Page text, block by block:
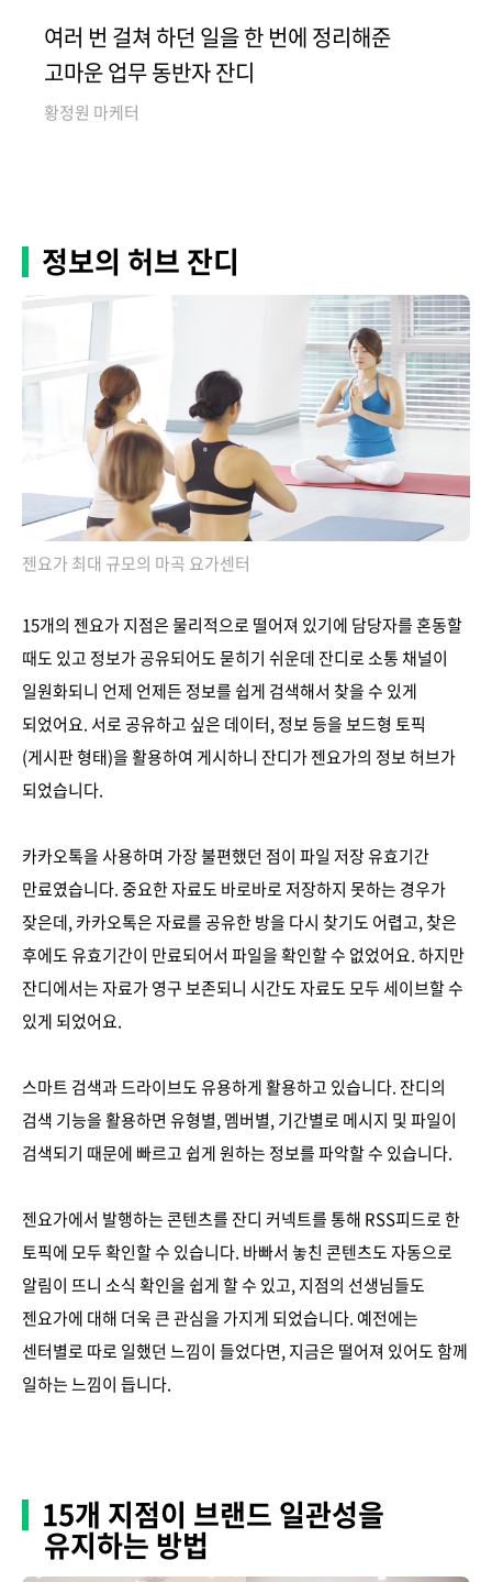
여러 번 걸쳐 하던 일을 한 번에 정리해준
고마운 업무 동반자 잔디
황정원 마케터
정보의 허브 잔디
젠요가 최대 규모의 마곡 요가센터
15개의 젠요가 지점은 물리적으로 떨어져 있기에 담당자를 혼동할
때도 있고 정보가 공유되어도 묻히기 쉬운데 잔디로 소통 채널이
일원화되니 언제 언제든 정보를 쉽게 검색해서 찾을 수 있게
되었어요. 서로 공유하고 싶은 데이터, 정보 등을 보드형 토픽
(게시판 형태)을 활용하여 게시하니 잔디가 젠요가의 정보 허브가
되었습니다.
카카오톡을 사용하며 가장 불편했던 점이 파일 저장 유효기간
만료였습니다. 중요한 자료도 바로바로 저장하지 못하는 경우가
잦은데, 카카오톡은 자료를 공유한 방을 다시 찾기도 어렵고, 찾은
후에도 유효기간이 만료되어서 파일을 확인할 수 없었어요. 하지만
잔디에서는 자료가 영구 보존되니 시간도 자료도 모두 세이브할 수
있게 되었어요.
스마트 검색과 드라이브도 유용하게 활용하고 있습니다. 잔디의
검색 기능을 활용하면 유형별, 멤버별, 기간별로 메시지 및 파일이
검색되기 때문에 빠르고 쉽게 원하는 정보를 파악할 수 있습니다.
젠요가에서 발행하는 콘텐츠를 잔디 커넥트를 통해 RSS피드로 한
토픽에 모두 확인할 수 있습니다. 바빠서 놓친 콘텐츠도 자동으로
알림이 뜨니 소식 확인을 쉽게 할 수 있고, 지점의 선생님들도
젠요가에 대해 더욱 큰 관심을 가지게 되었습니다. 예전에는
센터별로 따로 일했던 느낌이 들었다면, 지금은 떨어져 있어도 함께
일하는 느낌이 듭니다.
15개 지점이 브랜드 일관성을
유지하는 방법